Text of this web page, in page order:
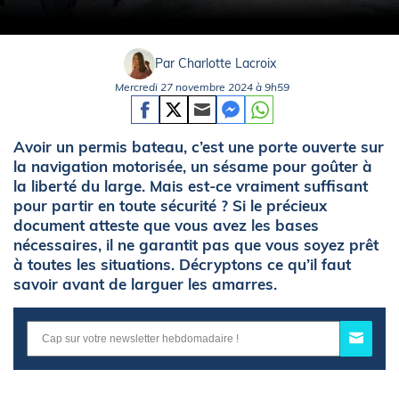
Par Charlotte Lacroix
Mercredi 27 novembre 2024 à 9h59
Avoir un permis bateau, c’est une porte ouverte sur
la navigation motorisée, un sésame pour goûter à
la liberté du large. Mais est-ce vraiment suffisant
pour partir en toute sécurité ? Si le précieux
document atteste que vous avez les bases
nécessaires, il ne garantit pas que vous soyez prêt
à toutes les situations. Décryptons ce qu’il faut
savoir avant de larguer les amarres.